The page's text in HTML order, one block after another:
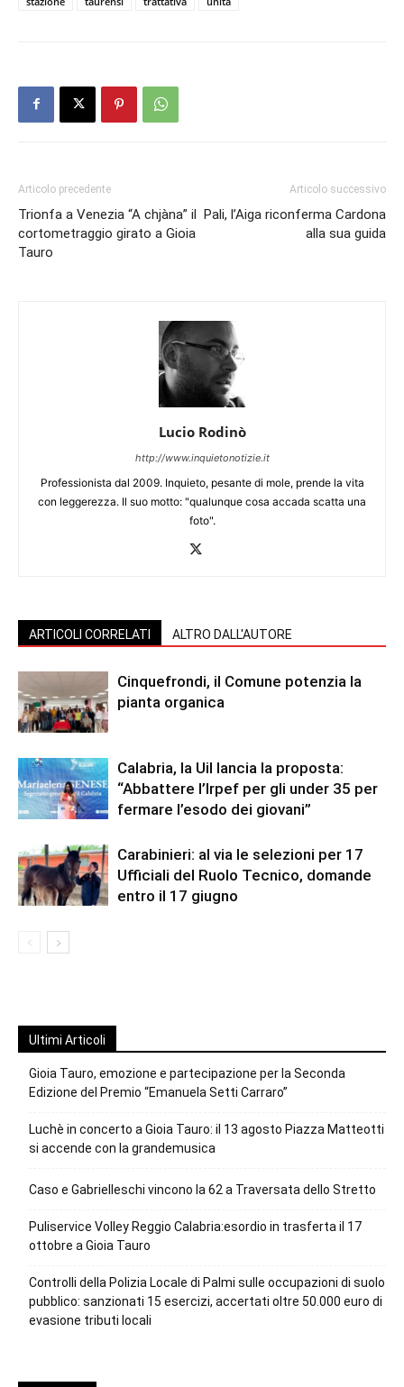
Articolo precedente
Trionfa a Venezia “A chjàna” il
cortometraggio girato a Gioia
Tauro
Articolo successivo
Pali, l’Aiga riconferma Cardona
alla sua guida
Lucio Rodinò
http://www.inquietonotizie.it
Professionista dal 2009. Inquieto, pesante di mole, prende la vita
con leggerezza. Il suo motto: "qualunque cosa accada scatta una
foto".
ARTICOLI CORRELATI ALTRO DALL'AUTORE
Cinquefrondi, il Comune potenzia la
pianta organica
Calabria, la Uil lancia la proposta:
“Abbattere l’Irpef per gli under 35 per
fermare l’esodo dei giovani”
Carabinieri: al via le selezioni per 17
Ufficiali del Ruolo Tecnico, domande
entro il 17 giugno
Ultimi Articoli
Gioia Tauro, emozione e partecipazione per la Seconda
Edizione del Premio “Emanuela Setti Carraro”
Luchè in concerto a Gioia Tauro: il 13 agosto Piazza Matteotti
si accende con la grandemusica
Caso e Gabrielleschi vincono la 62 a Traversata dello Stretto
Puliservice Volley Reggio Calabria:esordio in trasferta il 17
ottobre a Gioia Tauro
Controlli della Polizia Locale di Palmi sulle occupazioni di suolo
pubblico: sanzionati 15 esercizi, accertati oltre 50.000 euro di
evasione tributi locali